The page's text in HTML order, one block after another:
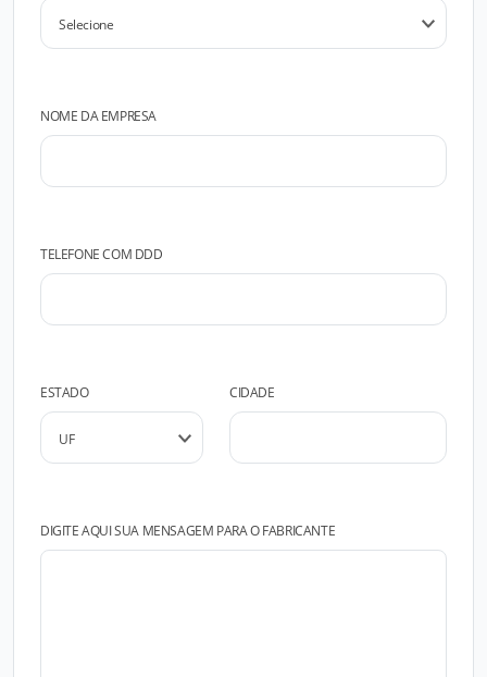
NOME DA EMPRESA
TELEFONE COM DDD
ESTADO CIDADE
DIGITE AQUI SUA MENSAGEM PARA O FABRICANTE